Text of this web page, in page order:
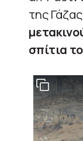
της
σπίτια